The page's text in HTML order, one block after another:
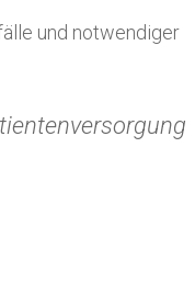
und notwendiger